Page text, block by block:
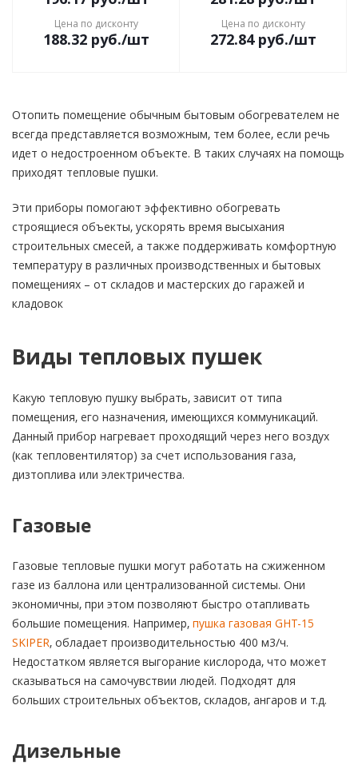
Цена по дисконту
188.32руб./шт
Цена по дисконту
272.84руб./шт
Отопить помещение обычным бытовым обогревателем не
всегда представляется возможным, тем более, если речь
идет о недостроенном объекте. В таких случаях на помощь
приходят тепловые пушки.
Эти приборы помогают эффективно обогревать
строящиеся объекты, ускорять время высыхания
строительных смесей, а также поддерживать комфортную
температуру в различных производственных и бытовых
помещениях – от складов и мастерских до гаражей и
кладовок
Виды тепловых пушек
Какую тепловую пушку выбрать, зависит от типа
помещения, его назначения, имеющихся коммуникаций.
Данный прибор нагревает проходящий через него воздух
(как тепловентилятор) за счет использования газа,
дизтоплива или электричества.
Газовые
Газовые тепловые пушки могут работать на сжиженном
газе из баллона или централизованной системы. Они
экономичны, при этом позволяют быстро отапливать
большие помещения. Например, пушка газовая GHT-15
SKIPER, обладает производительностью 400 м3/ч.
Недостатком является выгорание кислорода, что может
сказываться на самочувствии людей. Подходят для
больших строительных объектов, складов, ангаров и т.д.
Дизельные